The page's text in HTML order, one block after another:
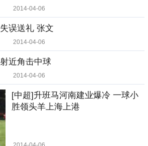
2014-04-06
[中超]申鑫后防传球失误送礼 张文
钊巧射上角得手
2014-04-06
近角击中球
2014-04-06
胜领头羊上海上港